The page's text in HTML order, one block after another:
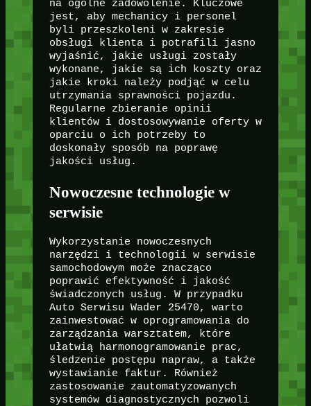
na ogólne zadowolenie. Kluczowe
jest, aby mechanicy i personel
byli przeszkoleni w zakresie
obsługi klienta i potrafili jasno
wyjaśnić, jakie usługi zostały
wykonane, jakie są ich koszty oraz
jakie kroki należy podjąć w celu
utrzymania sprawności pojazdu.
Regularne zbieranie opinii
klientów i dostosowywanie oferty w
oparciu o ich potrzeby to
doskonały sposób na poprawę
jakości usług.
Nowoczesne technologie w
serwisie
Wykorzystanie nowoczesnych
narzędzi i technologii w serwisie
samochodowym może znacząco
poprawić efektywność i jakość
świadczonych usług. W przypadku
Auto Serwisu Wader 25470, warto
zainwestować w oprogramowania do
zarządzania warsztatem, które
ułatwią harmonogramowanie prac,
śledzenie postępu napraw, a także
wystawianie faktur. Również
zastosowanie zautomatyzowanych
systemów diagnostycznych pozwoli